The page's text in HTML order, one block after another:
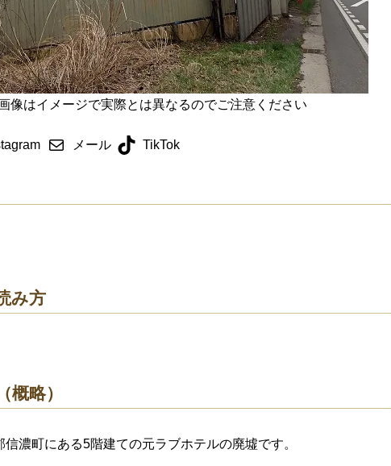
像はイメージで実際とは異なるのでご注意ください
メール TikTok
み方
概略）
濃町にある5階建ての元ラブホテルの廃墟です。